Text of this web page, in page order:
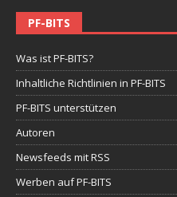
PF-BITS
Was ist PF-BITS?
Inhaltliche Richtlinien in PF-BITS
PF-BITS unterstützen
Autoren
Newsfeeds mit RSS
Werben auf PF-BITS